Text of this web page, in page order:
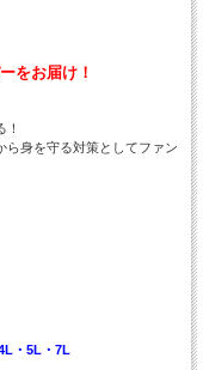
をお届け！
ら身を守る対策としてファン
・5L・7L